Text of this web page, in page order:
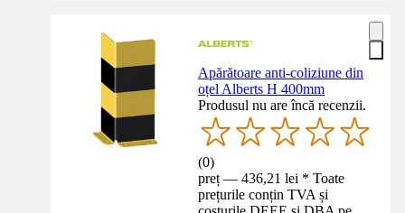
Apărătoare anti-coliziune din
oțel Alberts H 400mm
Produsul nu are încă recenzii.
(0)
preț — 436,21 lei * Toate
prețurile conțin TVA și